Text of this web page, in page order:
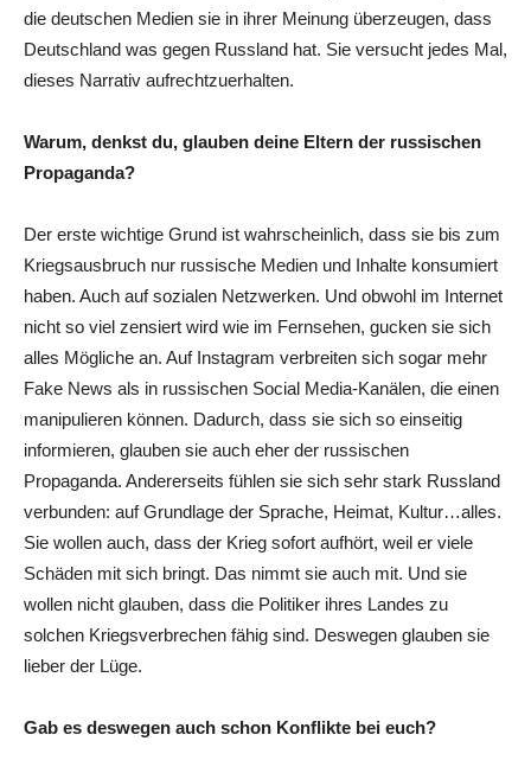
die deutschen Medien sie in ihrer Meinung überzeugen, dass
Deutschland was gegen Russland hat. Sie versucht jedes Mal,
dieses Narrativ aufrechtzuerhalten.
Warum, denkst du, glauben deine Eltern der russischen
Propaganda?
Der erste wichtige Grund ist wahrscheinlich, dass sie bis zum
Kriegsausbruch nur russische Medien und Inhalte konsumiert
haben. Auch auf sozialen Netzwerken. Und obwohl im Internet
nicht so viel zensiert wird wie im Fernsehen, gucken sie sich
alles Mögliche an. Auf Instagram verbreiten sich sogar mehr
Fake News als in russischen Social Media-Kanälen, die einen
manipulieren können. Dadurch, dass sie sich so einseitig
informieren, glauben sie auch eher der russischen
Propaganda. Andererseits fühlen sie sich sehr stark Russland
verbunden: auf Grundlage der Sprache, Heimat, Kultur…alles.
Sie wollen auch, dass der Krieg sofort aufhört, weil er viele
Schäden mit sich bringt. Das nimmt sie auch mit. Und sie
wollen nicht glauben, dass die Politiker ihres Landes zu
solchen Kriegsverbrechen fähig sind. Deswegen glauben sie
lieber der Lüge.
Gab es deswegen auch schon Konflikte bei euch?